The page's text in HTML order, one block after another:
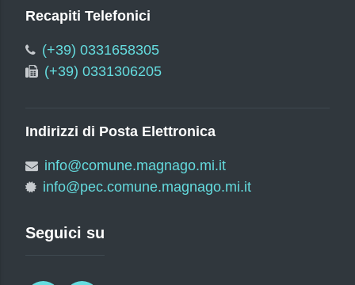
Recapiti Telefonici
(+39) 0331658305
(+39) 0331306205
Indirizzi di Posta Elettronica
info@comune.magnago.mi.it
info@pec.comune.magnago.mi.it
Seguici su